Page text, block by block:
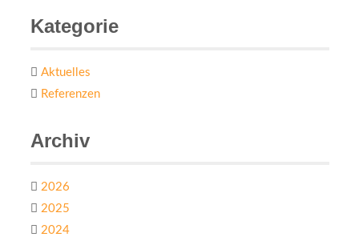
Kategorie
Aktuelles
Referenzen
Archiv
2026
2025
2024